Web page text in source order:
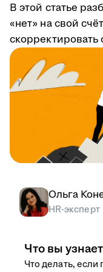
В этой статье
«нет» на свой
скорректировать
Ольга
HR-эксперт
Что вы
Что делать, если